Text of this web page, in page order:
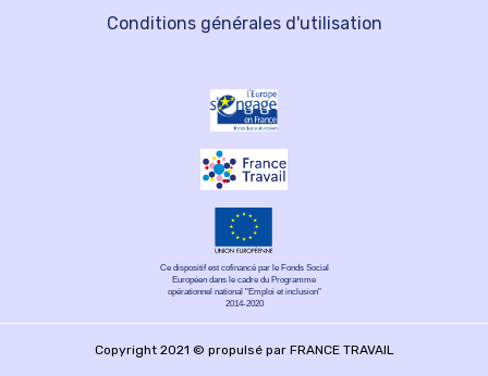
Conditions générales d'utilisation
Ce dispositif est cofinancé par le Fonds Social
Européen dans le cadre du Programme
opérationnel national "Emploi et inclusion"
2014-2020
Copyright 2021 © propulsé par FRANCE TRAVAIL